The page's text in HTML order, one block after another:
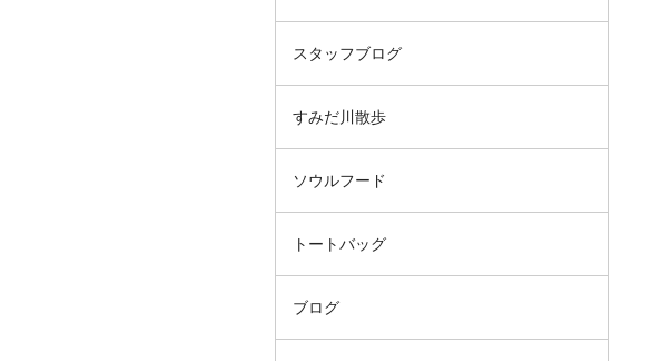
スタッフブログ
すみだ川散歩
ソウルフード
トートバッグ
ブログ